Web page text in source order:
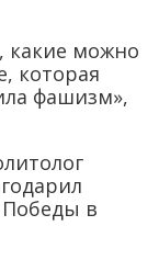
какие можно
которая
фашизм»,
Победы в